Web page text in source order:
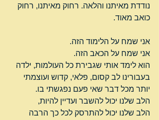
נודדת מאיתנו והלאה. רחוק מאיתנו, רחוק
כואב מאוד.
אני שמח על הלימוד הזה.
אני שמח על הכאב הזה.
הוא לימד אותי שגבירת כל העולמות, ילדה
בעבורינו לב קסום, פלאי, קדוש ועוצמתי
יותר מכל דבר שאי פעם נפגשתי בו.
הלב שלנו יכול להשבר ועדיין להיות,
הלב שלנו יכול להתרסק לכל כך הרבה